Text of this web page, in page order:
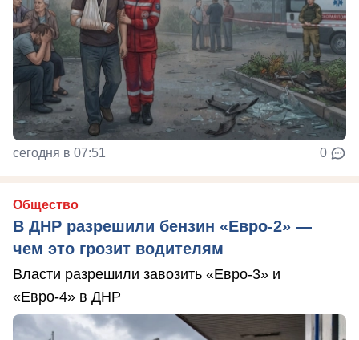
сегодня в 07:51 0
Общество
В ДНР разрешили бензин «Евро-2» —
чем это грозит водителям
Власти разрешили завозить «Евро-3» и
«Евро-4» в ДНР